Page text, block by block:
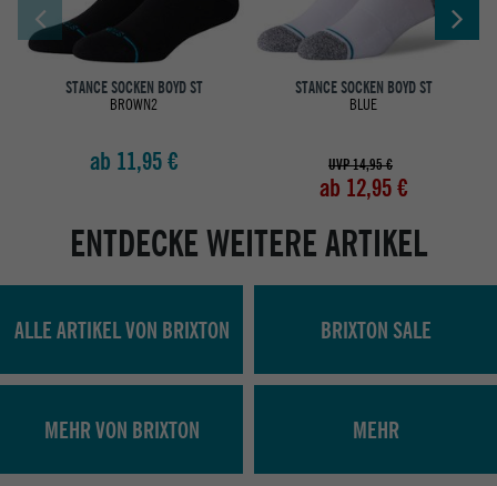
STANCE SOCKEN BOYD ST
BROWN2
ab 11,95 €
STANCE SOCKEN BOYD ST
BLUE
UVP 14,95 €
ab 12,95 €
ENTDECKE WEITERE ARTIKEL
ALLE ARTIKEL VON BRIXTON BRIXTON SALE
MEHR VON BRIXTON MEHR